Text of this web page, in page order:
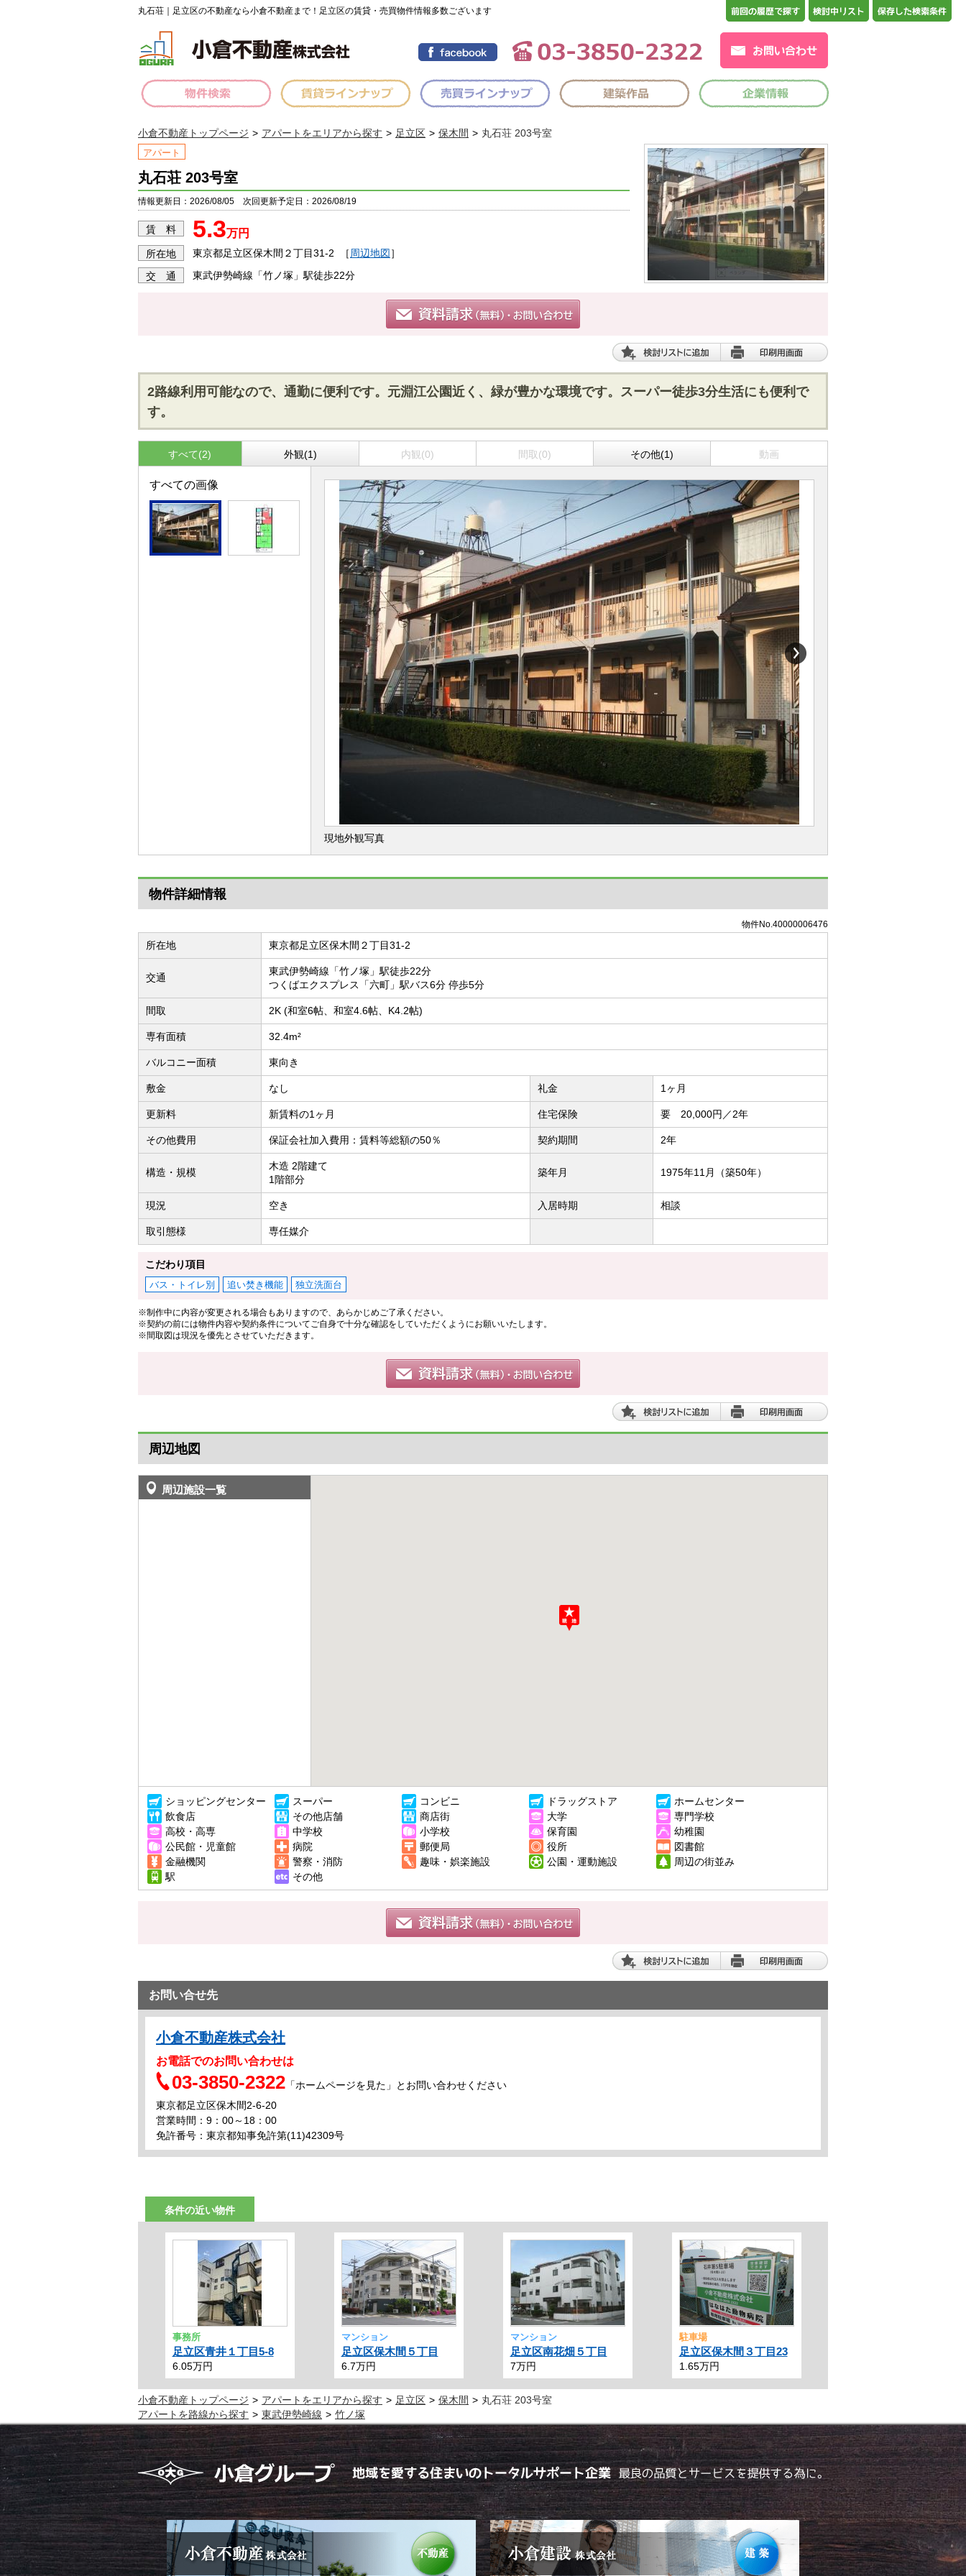
丸石荘｜足立区の不動産なら小倉不動産まで！足立区の賃貸・売買物件情報多数ございます
小倉不動産トップページ アパートをエリアから探す 足立区 保木間 丸石荘 203号室
アパート
丸石荘 203号室
情報更新日：2026/08/05 次回更新予定日：2026/08/19
賃 料 5.3万円
所在地 東京都足立区保木間２丁目31-2 ［ 周辺地図］
交 通 東武伊勢崎線「竹ノ塚」駅徒歩22分
2路線利用可能なので、通勤に便利です。元淵江公園近く、緑が豊かな環境です。スーパー徒歩3分生活にも便利で
す。
すべて(2) 外観(1) 内観(0) 間取(0) その他(1) 動画
すべての画像
現地外観写真
物件詳細情報
物件No.40000006476
所在地 東京都足立区保木間２丁目31-2
交通
東武伊勢崎線「竹ノ塚」駅徒歩22分
つくばエクスプレス「六町」駅バス6分 停歩5分
間取 2K (和室6帖、和室4.6帖、K4.2帖)
専有面積 32.4m²
バルコニー面積 東向き
敷金 なし 礼金 1ヶ月
更新料 新賃料の1ヶ月 住宅保険 要 20,000円／2年
その他費用 保証会社加入費用：賃料等総額の50％ 契約期間 2年
構造・規模
木造 2階建て
1階部分
築年月 1975年11月（築50年）
現況 空き 入居時期 相談
取引態様 専任媒介
こだわり項目
バス・トイレ別 追い焚き機能 独立洗面台
※制作中に内容が変更される場合もありますので、あらかじめご了承ください。
※契約の前には物件内容や契約条件についてご自身で十分な確認をしていただくようにお願いいたします。
※間取図は現況を優先とさせていただきます。
周辺地図
周辺施設一覧
ショッピングセンター スーパー コンビニ ドラッグストア
ホームセンター
飲食店
その他店舗 商店街 大学
専門学校
高校・高専
中学校 小学校 保育園
幼稚園
公民館・児童館
病院 郵便局 役所
図書館
金融機関
警察・消防 趣味・娯楽施設 公園・運動施設
周辺の街並み
駅
その他
お問い合せ先
小倉不動産株式会社
お電話でのお問い合わせは
03-3850-2322 「ホームページを見た」とお問い合わせください
東京都足立区保木間2-6-20
営業時間：9：00～18：00
免許番号：東京都知事免許第(11)42309号
条件の近い物件
事務所
足立区青井１丁目5-8
6.05万円
マンション
足立区保木間５丁目
6.7万円
マンション
足立区南花畑５丁目
7万円
駐車場
足立区保木間３丁目23
1.65万円
小倉不動産トップページ アパートをエリアから探す 足立区 保木間
丸石荘 203号室
アパートを路線から探す
東武伊勢崎線 竹ノ塚